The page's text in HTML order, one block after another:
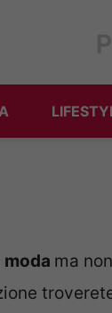
moda ma